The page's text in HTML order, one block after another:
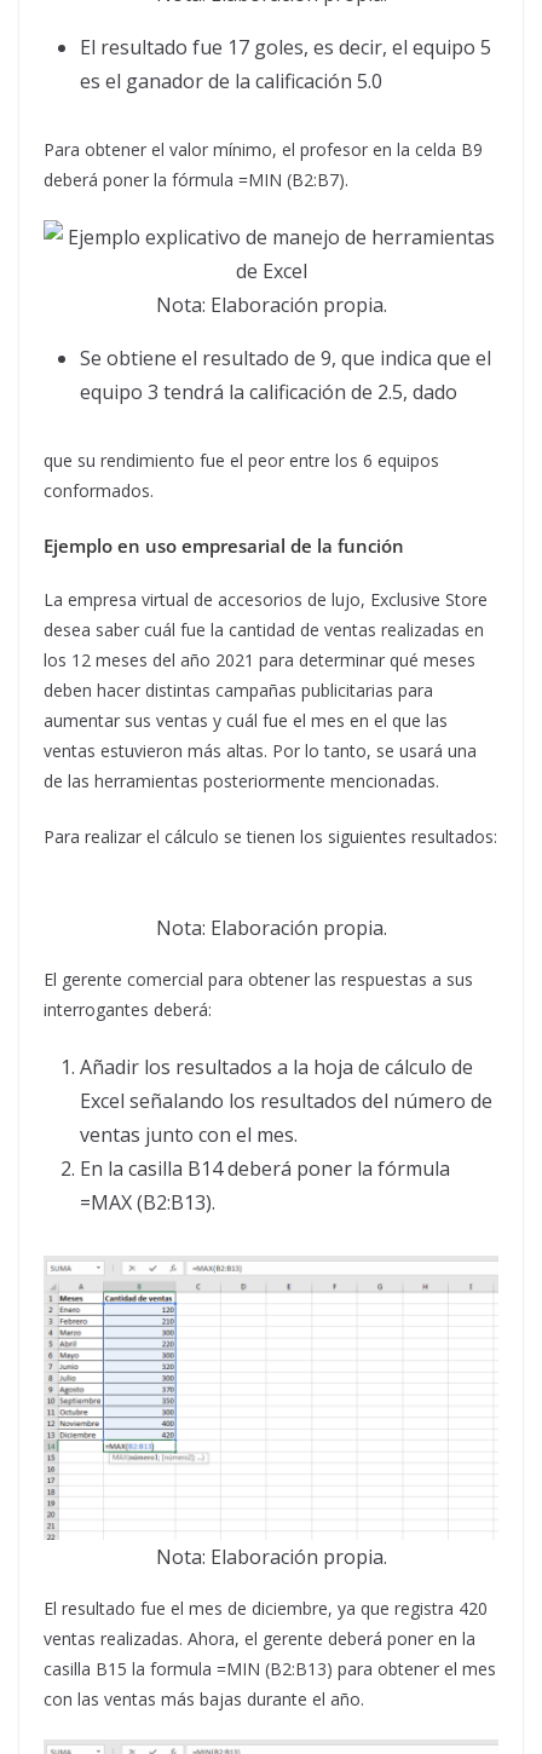
El resultado fue 17 goles, es decir, el equipo 5
es el ganador de la calificación 5.0
Para obtener el valor mínimo, el profesor en la celda B9
deberá poner la fórmula =MIN (B2:B7).
Nota: Elaboración propia.
Se obtiene el resultado de 9, que indica que el
equipo 3 tendrá la calificación de 2.5, dado
que su rendimiento fue el peor entre los 6 equipos
conformados.
Ejemplo en uso empresarial de la función
La empresa virtual de accesorios de lujo, Exclusive Store
desea saber cuál fue la cantidad de ventas realizadas en
los 12 meses del año 2021 para determinar qué meses
deben hacer distintas campañas publicitarias para
aumentar sus ventas y cuál fue el mes en el que las
ventas estuvieron más altas. Por lo tanto, se usará una
de las herramientas posteriormente mencionadas.
Para realizar el cálculo se tienen los siguientes resultados:
Nota: Elaboración propia.
El gerente comercial para obtener las respuestas a sus
interrogantes deberá:
Añadir los resultados a la hoja de cálculo de
Excel señalando los resultados del número de
ventas junto con el mes.
En la casilla B14 deberá poner la fórmula
=MAX (B2:B13).
Nota: Elaboración propia.
El resultado fue el mes de diciembre, ya que registra 420
ventas realizadas. Ahora, el gerente deberá poner en la
casilla B15 la formula =MIN (B2:B13) para obtener el mes
con las ventas más bajas durante el año.